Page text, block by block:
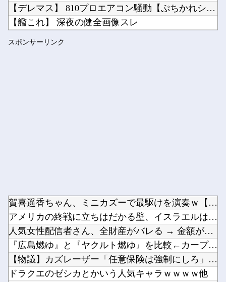
【デレマス】 810プロエアコン騒動【ぷちかれシリーズ】
【艦これ】 深夜の健全画像スレ
ブログ更新停止のお知らせ
スポンサーリンク
賀喜遥香ちゃん、ミニカズーで最駆けを演奏ｗ【乃木坂46】他
アメリカの終戦に立ちはだかる壁、イスラエルはトランプ和平案に...
人気女性配信者さん、全財産がバレる → 金額がヤバすぎるｗｗ...
『広島燃ゆ』と『ヤクルト燃ゆ』を比較←カープファンの反応「新...
【物議】カズレーザー「任意保険は強制にしろ」→なんG民「それ...
ドラクエのゼシカとかいう人気キャラｗｗｗｗ他